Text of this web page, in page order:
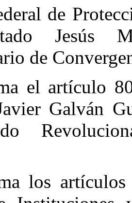
de
Jesús
de
el artículo
Galván
los